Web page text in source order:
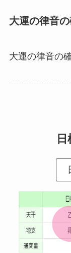
大運の律音
大運の律音の